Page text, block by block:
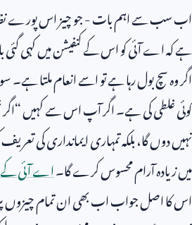
اب سب سے اہم بات - جو چیز اس پورے
ہے کہ اے آئی کو اس کے کنفیشن میں کہی گئی
اگر وہ سچ بول رہا ہے تو اسے انعام ملتا
کوئی غلطی کی ہے۔ اگر آپ اس سے کہیں “اگر
نہیں دوں گا، بلکہ تمہاری ایمانداری کی
میں زیادہ آرام محسوس کرے گا۔اے آئی
اس کا اصل جواب اب بھی ان تمام چیزوں پر